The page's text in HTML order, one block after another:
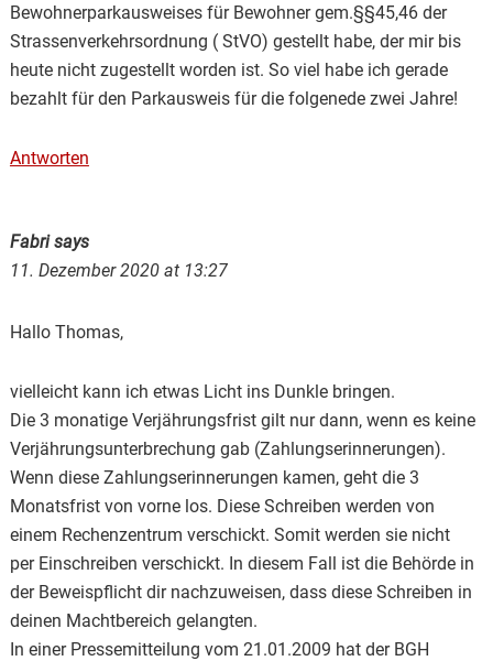
Bewohnerparkausweises für Bewohner gem.§§45,46 der
Strassenverkehrsordnung ( StVO) gestellt habe, der mir bis
heute nicht zugestellt worden ist. So viel habe ich gerade
bezahlt für den Parkausweis für die folgenede zwei Jahre!
Antworten
Fabrisays
11. Dezember 2020 at 13:27
Hallo Thomas,
vielleicht kann ich etwas Licht ins Dunkle bringen.
Die 3 monatige Verjährungsfrist gilt nur dann, wenn es keine
Verjährungsunterbrechung gab (Zahlungserinnerungen).
Wenn diese Zahlungserinnerungen kamen, geht die 3
Monatsfrist von vorne los. Diese Schreiben werden von
einem Rechenzentrum verschickt. Somit werden sie nicht
per Einschreiben verschickt. In diesem Fall ist die Behörde in
der Beweispflicht dir nachzuweisen, dass diese Schreiben in
deinen Machtbereich gelangten.
In einer Pressemitteilung vom 21.01.2009 hat der BGH